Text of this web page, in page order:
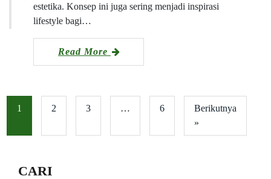
estetika. Konsep ini juga sering menjadi inspirasi
lifestyle bagi…
Read More
1 2 3 … 6
Berikutnya
»
CARI